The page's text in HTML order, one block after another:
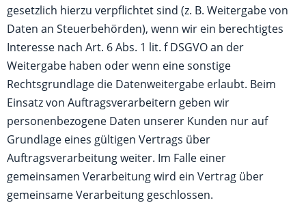
gesetzlich hierzu verpflichtet sind (z. B. Weitergabe von
Daten an Steuerbehörden), wenn wir ein berechtigtes
Interesse nach Art. 6 Abs. 1 lit. f DSGVO an der
Weitergabe haben oder wenn eine sonstige
Rechtsgrundlage die Datenweitergabe erlaubt. Beim
Einsatz von Auftragsverarbeitern geben wir
personenbezogene Daten unserer Kunden nur auf
Grundlage eines gültigen Vertrags über
Auftragsverarbeitung weiter. Im Falle einer
gemeinsamen Verarbeitung wird ein Vertrag über
gemeinsame Verarbeitung geschlossen.